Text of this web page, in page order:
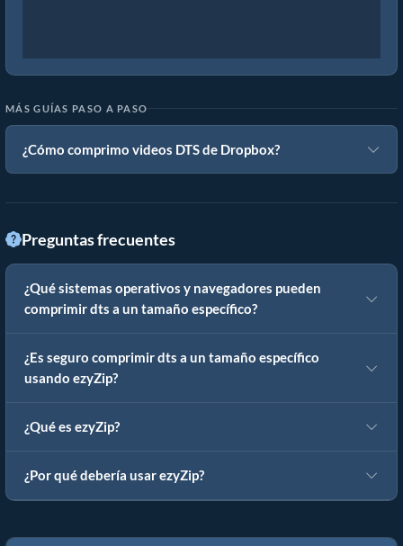
MÁS GUÍAS PASO A PASO
¿Cómo comprimo videos DTS de Dropbox?
Preguntas frecuentes
¿Qué sistemas operativos y navegadores pueden
comprimir dts a un tamaño específico?
¿Es seguro comprimir dts a un tamaño específico
usando ezyZip?
¿Qué es ezyZip?
¿Por qué debería usar ezyZip?